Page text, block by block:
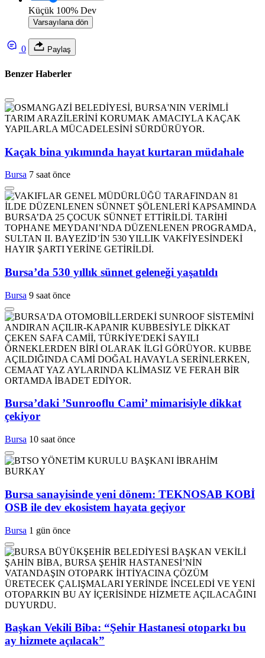
Küçük 100% Dev
Varsayılana dön
0 Paylaş
Benzer Haberler
Kaçak bina yıkımında hayat kurtaran müdahale
Bursa 7 saat önce
Bursa’da 530 yıllık sünnet geleneği yaşatıldı
Bursa 9 saat önce
Bursa’daki ’Sunrooflu Cami’ mimarisiyle dikkat
çekiyor
Bursa 10 saat önce
Bursa sanayisinde yeni dönem: TEKNOSAB KOBİ
OSB ile dev ekosistem hayata geçiyor
Bursa 1 gün önce
Başkan Vekili Biba: “Şehir Hastanesi otoparkı bu
ay hizmete açılacak”